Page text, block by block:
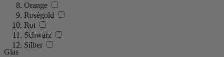
Orange
Roségold
Rot
Schwarz
Silber
Glas